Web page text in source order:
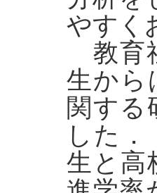
やすく
教育
生から
関する
した
生と高